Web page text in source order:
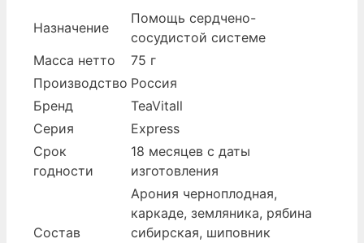
Назначение
Помощь сердчено-
сосудистой системе
Масса нетто
75 г
Производство Россия
Бренд
TeaVitall
Серия
Express
Срок
годности
18 месяцев с даты
изготовления
Состав
Арония черноплодная,
каркаде, земляника, рябина
сибирская, шиповник